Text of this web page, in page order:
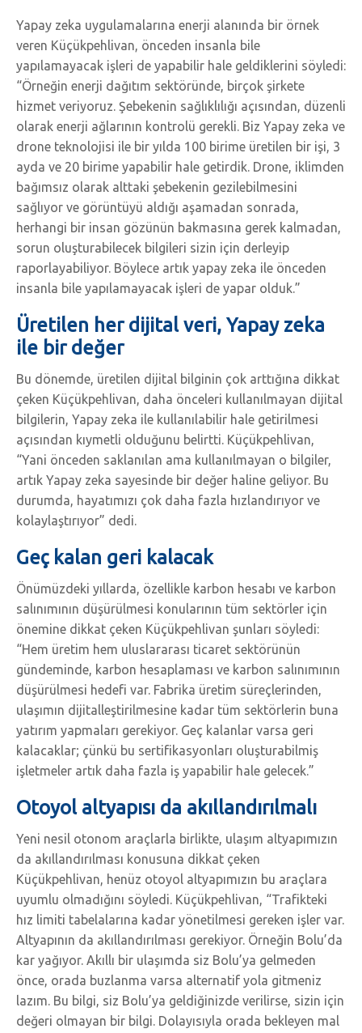
Yapay zeka uygulamalarına enerji alanında bir örnek
veren Küçükpehlivan, önceden insanla bile
yapılamayacak işleri de yapabilir hale geldiklerini söyledi:
“Örneğin enerji dağıtım sektöründe, birçok şirkete
hizmet veriyoruz. Şebekenin sağlıklılığı açısından, düzenli
olarak enerji ağlarının kontrolü gerekli. Biz Yapay zeka ve
drone teknolojisi ile bir yılda 100 birime üretilen bir işi, 3
ayda ve 20 birime yapabilir hale getirdik. Drone, iklimden
bağımsız olarak alttaki şebekenin gezilebilmesini
sağlıyor ve görüntüyü aldığı aşamadan sonrada,
herhangi bir insan gözünün bakmasına gerek kalmadan,
sorun oluşturabilecek bilgileri sizin için derleyip
raporlayabiliyor. Böylece artık yapay zeka ile önceden
insanla bile yapılamayacak işleri de yapar olduk.”
Üretilen her dijital veri, Yapay zeka
ile bir değer
Bu dönemde, üretilen dijital bilginin çok arttığına dikkat
çeken Küçükpehlivan, daha önceleri kullanılmayan dijital
bilgilerin, Yapay zeka ile kullanılabilir hale getirilmesi
açısından kıymetli olduğunu belirtti. Küçükpehlivan,
“Yani önceden saklanılan ama kullanılmayan o bilgiler,
artık Yapay zeka sayesinde bir değer haline geliyor. Bu
durumda, hayatımızı çok daha fazla hızlandırıyor ve
kolaylaştırıyor” dedi.
Geç kalan geri kalacak
Önümüzdeki yıllarda, özellikle karbon hesabı ve karbon
salınımının düşürülmesi konularının tüm sektörler için
önemine dikkat çeken Küçükpehlivan şunları söyledi:
“Hem üretim hem uluslararası ticaret sektörünün
gündeminde, karbon hesaplaması ve karbon salınımının
düşürülmesi hedefi var. Fabrika üretim süreçlerinden,
ulaşımın dijitalleştirilmesine kadar tüm sektörlerin buna
yatırım yapmaları gerekiyor. Geç kalanlar varsa geri
kalacaklar; çünkü bu sertifikasyonları oluşturabilmiş
işletmeler artık daha fazla iş yapabilir hale gelecek.”
Otoyol altyapısı da akıllandırılmalı
Yeni nesil otonom araçlarla birlikte, ulaşım altyapımızın
da akıllandırılması konusuna dikkat çeken
Küçükpehlivan, henüz otoyol altyapımızın bu araçlara
uyumlu olmadığını söyledi. Küçükpehlivan, “Trafikteki
hız limiti tabelalarına kadar yönetilmesi gereken işler var.
Altyapının da akıllandırılması gerekiyor. Örneğin Bolu’da
kar yağıyor. Akıllı bir ulaşımda siz Bolu’ya gelmeden
önce, orada buzlanma varsa alternatif yola gitmeniz
lazım. Bu bilgi, siz Bolu’ya geldiğinizde verilirse, sizin için
değeri olmayan bir bilgi. Dolayısıyla orada bekleyen mal